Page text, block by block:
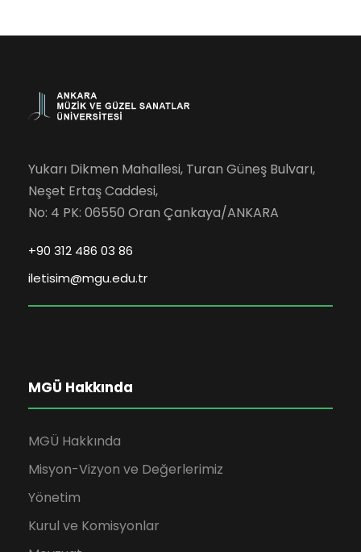
Yukarı Dikmen Mahallesi, Turan Güneş Bulvarı,
Neşet Ertaş Caddesi,
No: 4 PK: 06550 Oran Çankaya/ANKARA
+90 312 486 03 86
iletisim@mgu.edu.tr
MGÜ Hakkında
MGÜ Hakkında
Misyon-Vizyon ve Değerlerimiz
Yönetim
Kurul ve Komisyonlar